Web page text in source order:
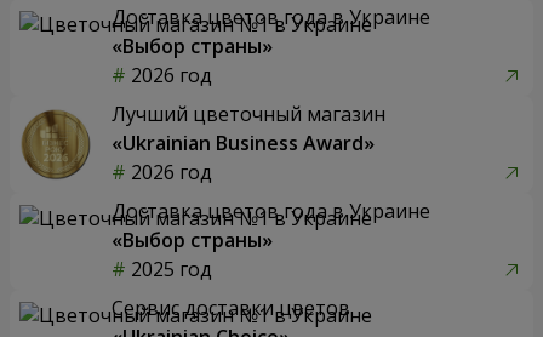
Доставка цветов года в Украине
«Выбор страны»
2026 год
Лучший цветочный магазин
«Ukrainian Business Award»
2026 год
Доставка цветов года в Украине
«Выбор страны»
2025 год
Сервис доставки цветов